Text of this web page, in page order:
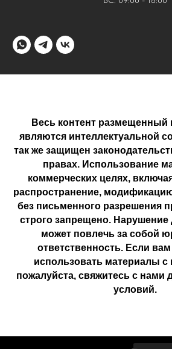
Весь контент размещенный
являются интеллектуальной
так же защищен
правах. Использование
коммерческих целях,
распространение,
без письменного разрешения
строго запрещено. Нарушение
может повлечь за собой
ответственность. Если
использовать материалы с
пожалуйста, свяжитесь с нами
условий.